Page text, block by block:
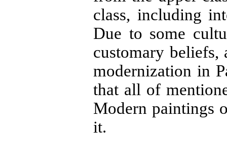
class, including
Due to some
customary
modernization in
that all of
Modern paintings
it.